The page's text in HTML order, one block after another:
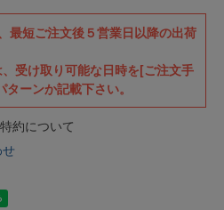
最短ご注文後５営業日以降の出荷
受け取り可能な日時を[ご注文手
ーンか記載下さい。
約について